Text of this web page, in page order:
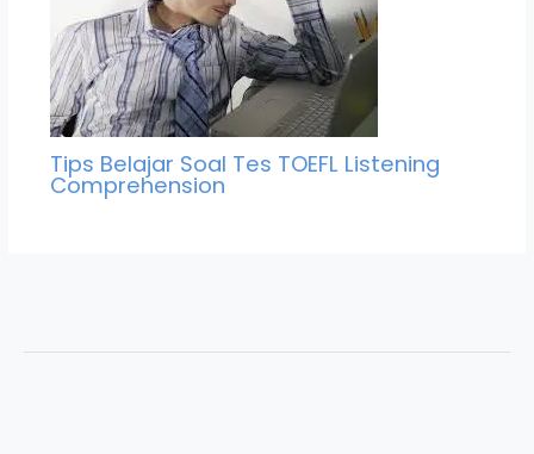
Tips Belajar Soal Tes TOEFL Listening
Comprehension